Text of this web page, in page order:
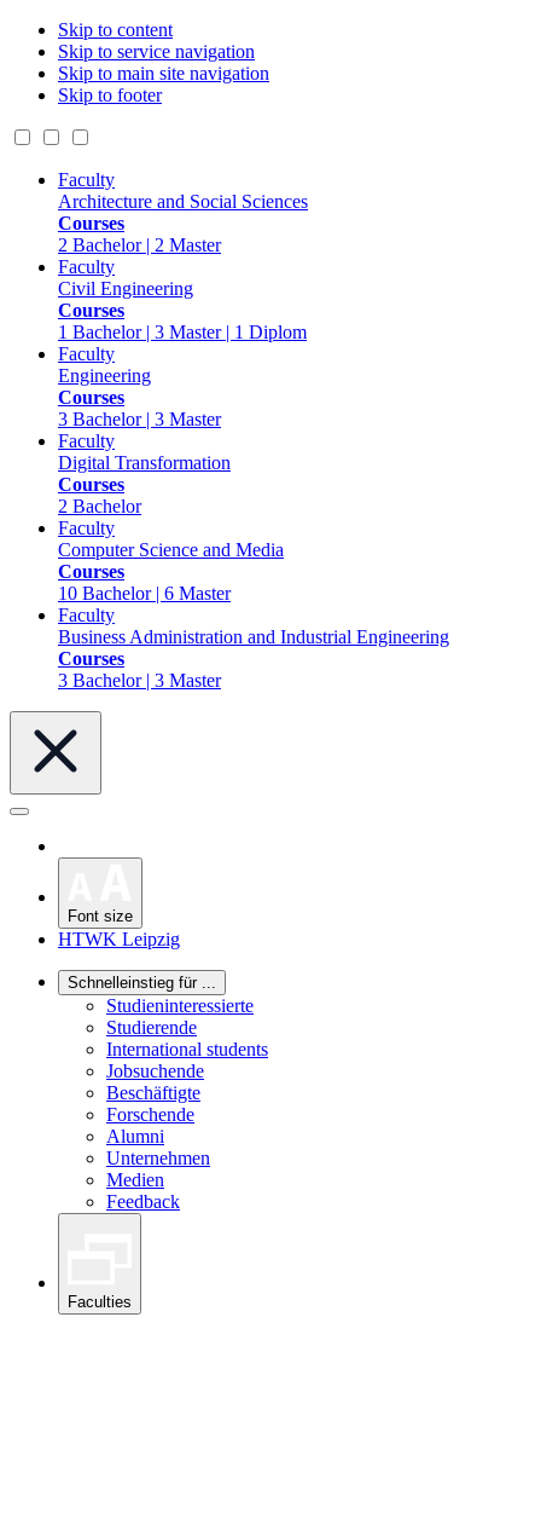
Skip to content
Skip to service navigation
Skip to main site navigation
Skip to footer
Faculty
Architecture and Social Sciences
Courses
2 Bachelor | 2 Master
Faculty
Civil Engineering
Courses
1 Bachelor | 3 Master | 1 Diplom
Faculty
Engineering
Courses
3 Bachelor | 3 Master
Faculty
Digital Transformation
Courses
2 Bachelor
Faculty
Computer Science and Media
Courses
10 Bachelor | 6 Master
Faculty
Business Administration and Industrial Engineering
Courses
3 Bachelor | 3 Master
Font size
HTWK Leipzig
Schnelleinstieg für ...
Studieninteressierte
Studierende
International students
Jobsuchende
Beschäftigte
Forschende
Alumni
Unternehmen
Medien
Feedback
Faculties